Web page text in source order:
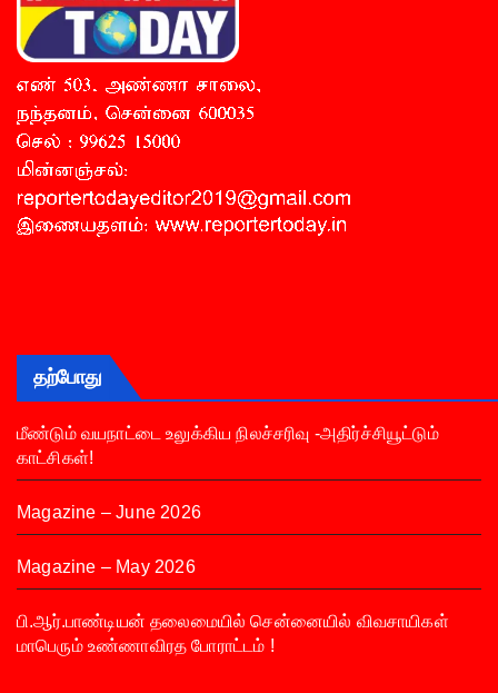
தற்போது
மீண்டும் வயநாட்டை உலுக்கிய நிலச்சரிவு -அதிர்ச்சியூட்டும்
காட்சிகள்!
Magazine – June 2026
Magazine – May 2026
பி.ஆர்.பாண்டியன் தலைமையில் சென்னையில் விவசாயிகள்
மாபெரும் உண்ணாவிரத போராட்டம் !